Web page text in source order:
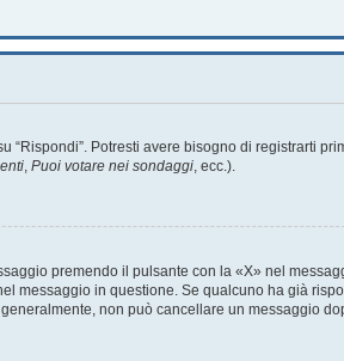
“Rispondi”. Potresti avere bisogno di registrarti
Puoi votare nei sondaggi , ecc.).
premendo il pulsante con la «X» nel
messaggio in questione. Se qualcuno ha già
non può cancellare un messaggio